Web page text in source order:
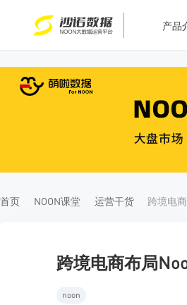
产品
首页 NOON课堂 运营干货
跨境电商布局
noon